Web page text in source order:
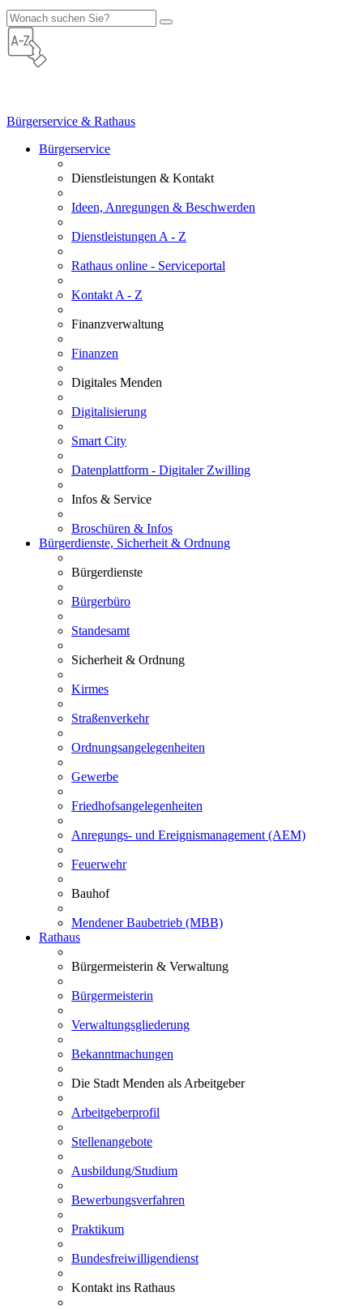
Bürgerservice & Rathaus
Bürgerservice
Dienstleistungen & Kontakt
Ideen, Anregungen & Beschwerden
Dienstleistungen A - Z
Rathaus online - Serviceportal
Kontakt A - Z
Finanzverwaltung
Finanzen
Digitales Menden
Digitalisierung
Smart City
Datenplattform - Digitaler Zwilling
Infos & Service
Broschüren & Infos
Bürgerdienste, Sicherheit & Ordnung
Bürgerdienste
Bürgerbüro
Standesamt
Sicherheit & Ordnung
Kirmes
Straßenverkehr
Ordnungsangelegenheiten
Gewerbe
Friedhofsangelegenheiten
Anregungs- und Ereignismanagement (AEM)
Feuerwehr
Bauhof
Mendener Baubetrieb (MBB)
Rathaus
Bürgermeisterin & Verwaltung
Bürgermeisterin
Verwaltungsgliederung
Bekanntmachungen
Die Stadt Menden als Arbeitgeber
Arbeitgeberprofil
Stellenangebote
Ausbildung/Studium
Bewerbungsverfahren
Praktikum
Bundesfreiwilligendienst
Kontakt ins Rathaus